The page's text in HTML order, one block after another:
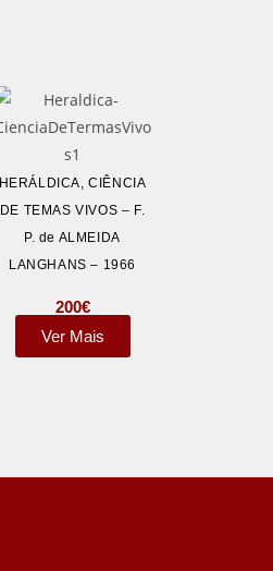
HERÁLDICA, CIÊNCIA
DE TEMAS VIVOS – F.
P. de ALMEIDA
LANGHANS – 1966
200€
Ver Mais